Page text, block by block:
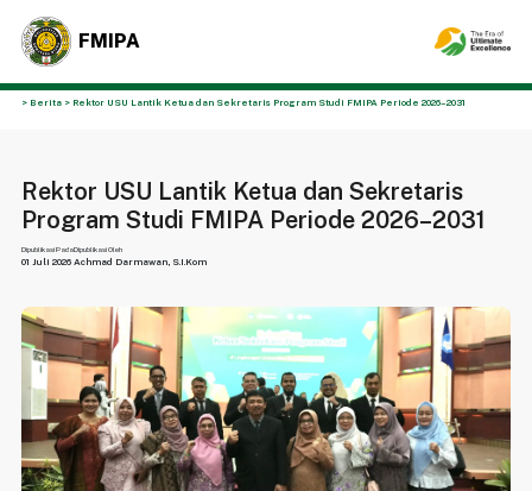
FMIPA
> Berita > Rektor USU Lantik Ketua dan Sekretaris Program Studi FMIPA Periode 2026–2031
Rektor USU Lantik Ketua dan Sekretaris
Program Studi FMIPA Periode 2026–2031
Dipublikasi Pada
01 Juli 2026
Dipublikasi Oleh
Achmad Darmawan, S.I.Kom